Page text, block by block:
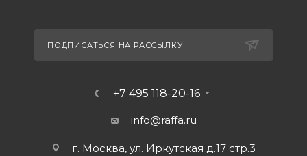
ПОДПИСАТЬСЯ НА РАССЫЛКУ
+7 495 118-20-16
info@raffa.ru
г. Москва, ул. Иркутская д.17 стр.3